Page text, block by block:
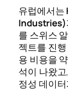
유럽에서는
Industries)
를 스위스
젝트를 진
용 비용을 약
석이 나왔
정성 데이